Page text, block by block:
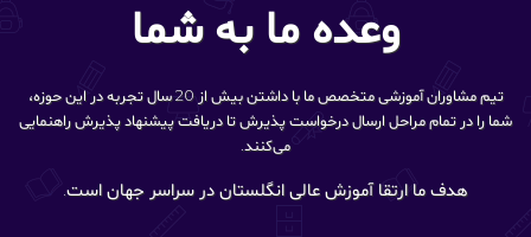
وعده ما به شما
تیم مشاوران آموزشی متخصص ما با داشتن بیش از 20 سال تجربه در این حوزه،
شما را در تمام مراحل ارسال درخواست پذیرش تا دریافت پیشنهاد پذیرش راهنمایی
می‌کنند.
هدف ما ارتقا آموزش عالی انگلستان در سراسر جهان است.